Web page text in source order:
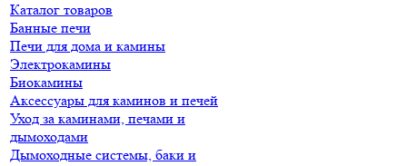
Каталог товаров
Банные печи
Печи для дома и камины
Электрокамины
Биокамины
Аксессуары для каминов и печей
Уход за каминами, печами и
дымоходами
Дымоходные системы, баки и